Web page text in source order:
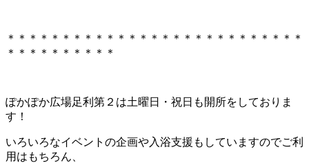
＊＊＊＊＊＊＊＊＊＊＊＊＊＊＊＊＊＊＊＊＊＊＊＊＊＊＊
＊＊＊＊＊＊＊＊＊＊
ぽかぽか広場足利第２は土曜日・祝日も開所をしておりま
す！
いろいろなイベントの企画や入浴支援もしていますのでご利
用はもちろん、